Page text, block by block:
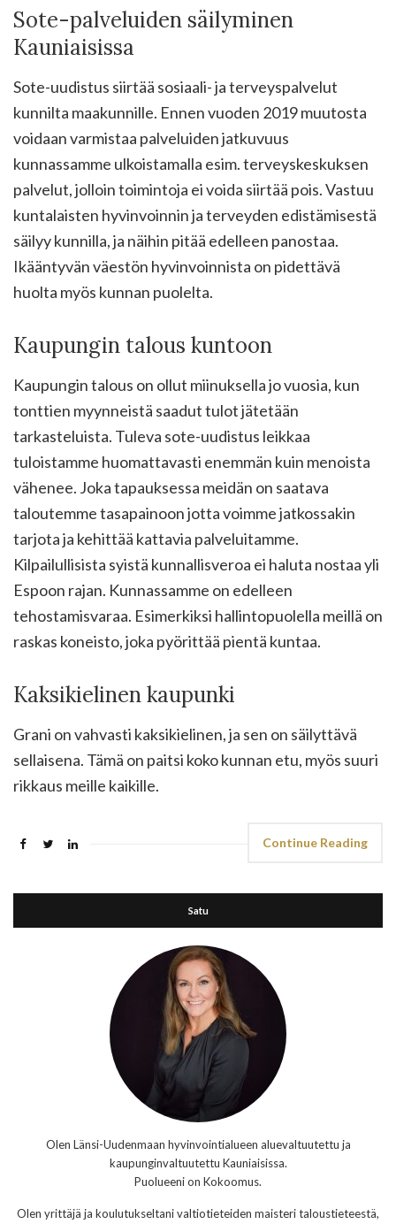
Sote-palveluiden säilyminen
Kauniaisissa
Sote-uudistus siirtää sosiaali- ja terveyspalvelut
kunnilta maakunnille. Ennen vuoden 2019 muutosta
voidaan varmistaa palveluiden jatkuvuus
kunnassamme ulkoistamalla esim. terveyskeskuksen
palvelut, jolloin toimintoja ei voida siirtää pois. Vastuu
kuntalaisten hyvinvoinnin ja terveyden edistämisestä
säilyy kunnilla, ja näihin pitää edelleen panostaa.
Ikääntyvän väestön hyvinvoinnista on pidettävä
huolta myös kunnan puolelta.
Kaupungin talous kuntoon
Kaupungin talous on ollut miinuksella jo vuosia, kun
tonttien myynneistä saadut tulot jätetään
tarkasteluista. Tuleva sote-uudistus leikkaa
tuloistamme huomattavasti enemmän kuin menoista
vähenee. Joka tapauksessa meidän on saatava
taloutemme tasapainoon jotta voimme jatkossakin
tarjota ja kehittää kattavia palveluitamme.
Kilpailullisista syistä kunnallisveroa ei haluta nostaa yli
Espoon rajan. Kunnassamme on edelleen
tehostamisvaraa. Esimerkiksi hallintopuolella meillä on
raskas koneisto, joka pyörittää pientä kuntaa.
Kaksikielinen kaupunki
Grani on vahvasti kaksikielinen, ja sen on säilyttävä
sellaisena. Tämä on paitsi koko kunnan etu, myös suuri
rikkaus meille kaikille.
Continue Reading
Satu
Olen Länsi-Uudenmaan hyvinvointialueen aluevaltuutettu ja
kaupunginvaltuutettu Kauniaisissa.
Puolueeni on Kokoomus.
Olen yrittäjä ja koulutukseltani valtiotieteiden maisteri taloustieteestä,